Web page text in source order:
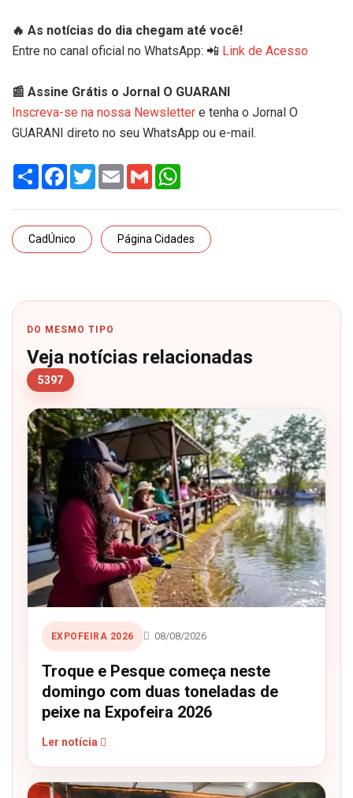
🔥 As notícias do dia chegam até você!
Entre no canal oficial no WhatsApp: 📲 Link de Acesso
📰 Assine Grátis o Jornal O GUARANI
Inscreva-se na nossa Newsletter e tenha o Jornal O
GUARANI direto no seu WhatsApp ou e-mail.
Share Facebook
TwitterEmail Gmail
CadÚnico Página Cidades
DO MESMO TIPO
Veja notícias relacionadas
5397
EXPOFEIRA 2026 08/08/2026
Troque e Pesque começa neste
domingo com duas toneladas de
peixe na Expofeira 2026
Ler notícia